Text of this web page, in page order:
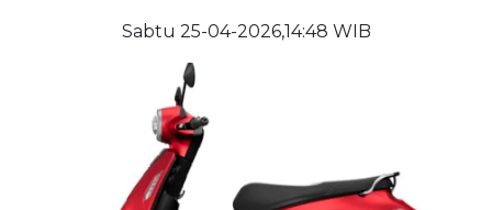
Sabtu 25-04-2026,14:48 WIB